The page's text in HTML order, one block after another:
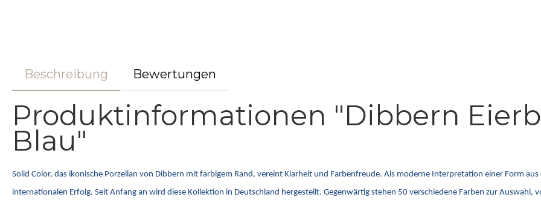
Beschreibung Bewertungen
Produktinformationen "Dibbern
Blau"
Solid Color, das ikonische Porzellan von Dibbern mit farbigem Rand, vereint Klarheit und Farbenfreude. Als moderne Interpretation einer Form
internationalen Erfolg. Seit Anfang an wird diese Kollektion in Deutschland hergestellt. Gegenwärtig stehen 50 verschiedene Farben zur Auswahl,